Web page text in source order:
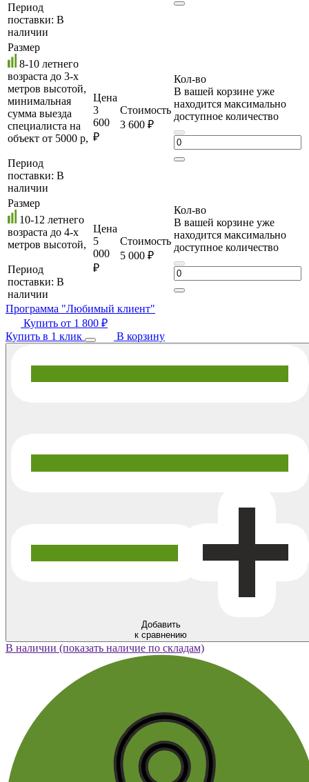
Период
поставки: В
наличии
Размер
8-10 летнего
возраста до 3-х
метров высотой,
минимальная
сумма выезда
специалиста на
объект от 5000 р,
Период
поставки: В
наличии
Цена
3
600
₽
Стоимость
3 600 ₽
Кол-во
В вашей корзине уже
находится максимально
доступное количество
Размер
10-12 летнего
возраста до 4-х
метров высотой,
Период
поставки: В
наличии
Цена
5
000
₽
Стоимость
5 000 ₽
Кол-во
В вашей корзине уже
находится максимально
доступное количество
Программа "Любимый клиент"
Купить от 1 800 ₽
Купить в 1 клик
В корзину
Добавить
к сравнению
В наличии (показать наличие по складам)